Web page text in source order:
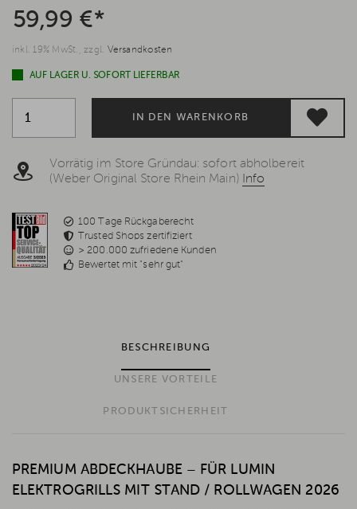
59,99 €*
inkl. 19% MwSt., zzgl. Versandkosten
AUF LAGER U. SOFORT LIEFERBAR
IN DEN WARENKORB
Vorrätig im Store Gründau: sofort abholbereit
(Weber Original Store Rhein Main) Info
100 Tage Rückgaberecht
Trusted Shops zertifiziert
> 200.000 zufriedene Kunden
Bewertet mit "sehr gut"
BESCHREIBUNG
UNSERE VORTEILE
PRODUKTSICHERHEIT
PREMIUM ABDECKHAUBE – FÜR LUMIN
ELEKTROGRILLS MIT STAND / ROLLWAGEN 2026